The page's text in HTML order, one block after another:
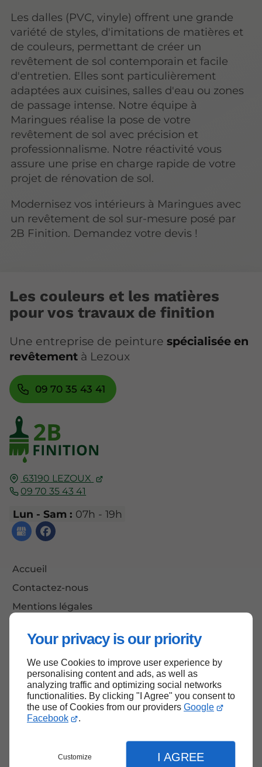
Your privacy is our priority
We use Cookies to improve user experience by
personalising content and ads, as well as
analyzing traffic and optimizing social networks
functionalities. By clicking "I Agree" you consent to
the use of Cookies from our providers Google
Facebook
.
Customize I AGREE
Les dalles (PVC, vinyle) offrent une grande
variété de styles, d'imitations de matières et
de couleurs, permettant de créer un
revêtement de sol contemporain et facile
d'entretien. Elles sont particulièrement
adaptées aux cuisines, salles d'eau ou zones
de passage intense. Notre équipe à
Maringues réalise la pose de votre
revêtement de sol avec précision et
professionnalisme. Notre réactivité vous
assure une prise en charge rapide de votre
projet de rénovation de sol.
Modernisez vos intérieurs à Maringues avec
un revêtement de sol sur-mesure posé par
2B Finition. Demandez votre devis !
63190 LEZOUX
09 70 35 43 41
Lun - Sam : 07h - 19h
Accueil
Contactez-nous
Mentions légales
Les couleurs et les matières
pour vos travaux de finition
Une entreprise de peinture spécialisée en
revêtement à Lezoux
09 70 35 43 41
Haut de page